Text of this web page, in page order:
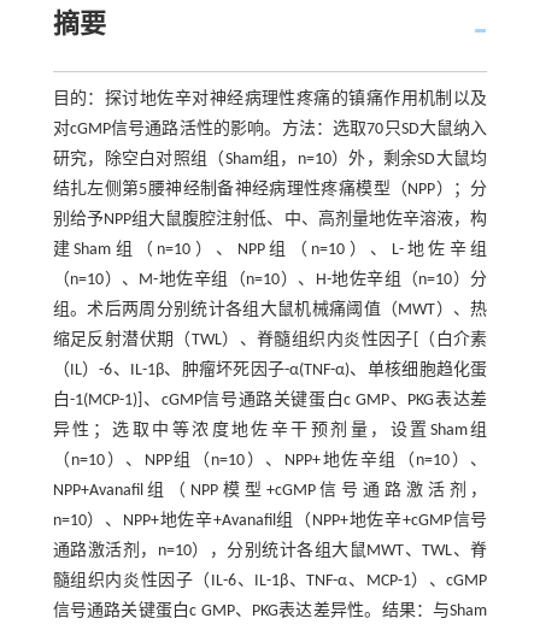
摘要
目的：探讨地佐辛对神经病理性疼痛的镇痛作用机制以及
对cGMP信号通路活性的影响。方法：选取70只SD大鼠纳入
研究，除空白对照组（Sham组，n=10）外，剩余SD大鼠均
结扎左侧第5腰神经制备神经病理性疼痛模型（NPP）；分
别给予NPP组大鼠腹腔注射低、中、高剂量地佐辛溶液，构
建Sham组（n=10）、NPP组（n=10）、L-地佐辛组
（n=10）、M-地佐辛组（n=10）、H-地佐辛组（n=10）分
组。术后两周分别统计各组大鼠机械痛阈值（MWT）、热
缩足反射潜伏期（TWL）、脊髓组织内炎性因子[（白介素
（IL）-6、IL-1β、肿瘤坏死因子-α(TNF-α)、单核细胞趋化蛋
白-1(MCP-1)]、cGMP信号通路关键蛋白c GMP、PKG表达差
异性；选取中等浓度地佐辛干预剂量，设置Sham组
（n=10）、NPP组（n=10）、NPP+地佐辛组（n=10）、
NPP+Avanafil组（NPP模型+cGMP信号通路激活剂，
n=10）、NPP+地佐辛+Avanafil组（NPP+地佐辛+cGMP信号
通路激活剂，n=10），分别统计各组大鼠MWT、TWL、脊
髓组织内炎性因子（IL-6、IL-1β、TNF-α、MCP-1）、cGMP
信号通路关键蛋白c GMP、PKG表达差异性。结果：与Sham